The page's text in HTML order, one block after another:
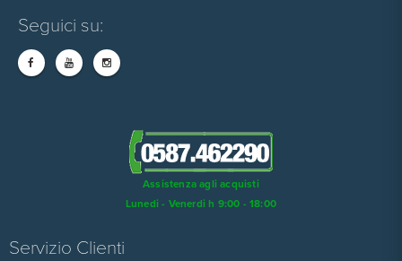
Seguici su:
Assistenza agli acquisti
Lunedi - Venerdi h 9:00 - 18:00
Servizio Clienti